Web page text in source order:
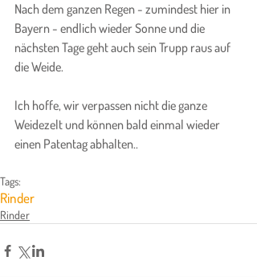
Nach dem ganzen Regen - zumindest hier in
Bayern - endlich wieder Sonne und die
nächsten Tage geht auch sein Trupp raus auf
die Weide.
Ich hoffe, wir verpassen nicht die ganze
Weidezelt und können bald einmal wieder
einen Patentag abhalten..
Tags:
Rinder
Rinder